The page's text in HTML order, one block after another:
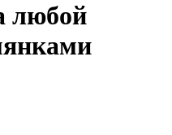
любой